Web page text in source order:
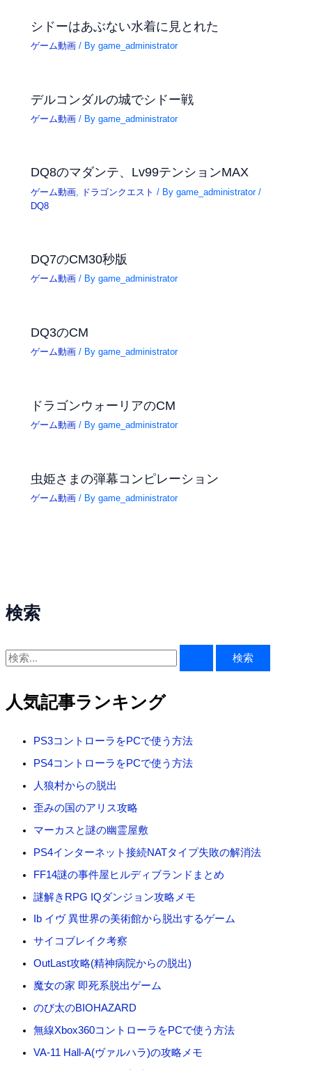
検索
検
対
象
人気記事ランキング
PS3コントローラをPCで使う方法
PS4コントローラをPCで使う方法
人狼村からの脱出
歪みの国のアリス攻略
マーカスと謎の幽霊屋敷
PS4インターネット接続NATタイプ失敗の解消法
FF14謎の事件屋ヒルディブランドまとめ
謎解きRPG IQダンジョン攻略メモ
Ib イヴ 異世界の美術館から脱出するゲーム
サイコブレイク考察
OutLast攻略(精神病院からの脱出)
魔女の家 即死系脱出ゲーム
のび太のBIOHAZARD
無線Xbox360コントローラをPCで使う方法
VA-11 Hall-A(ヴァルハラ)の攻略メモ
シドーはあぶない水着に見とれた
ゲーム動画 / Bygame_administrator
デルコンダルの城でシドー戦
ゲーム動画 / Bygame_administrator
DQ8のマダンテ、Lv99テンションMAX
ゲーム動画 ドラゴンクエスト / Bygame_administrator/
DQ8
DQ7のCM30秒版
ゲーム動画 / Bygame_administrator
DQ3のCM
ゲーム動画 / Bygame_administrator
ドラゴンウォーリアのCM
ゲーム動画 / Bygame_administrator
虫姫さまの弾幕コンピレーション
ゲーム動画 / Bygame_administrator